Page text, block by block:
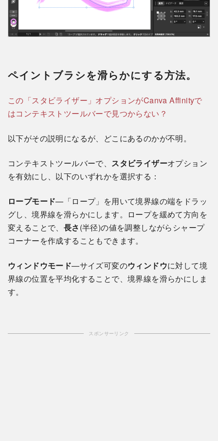
ペイントブラシを滑らかにする方法。
この「スタビライザー」オプションがCanva Affinityで
はコンテキストツールバーで見つからない？
以下がその説明になるが、どこにあるのかが不明。
コンテキストツールバーで、 スタビライザーオプション
を有効にし、以下のいずれかを選択する：
ロープモード—「ロープ」を用いて境界線の端をドラッ
グし、境界線を滑らかにします。ロープを緩めて方向を
変えることで、 長さ(半径)の値を調整しながらシャープ
コーナーを作成することもできます。
ウィンドウモード—サイズ可変のウィンドウに対して境
界線の位置を平均化することで、境界線を滑らかにしま
す。
スポンサーリンク